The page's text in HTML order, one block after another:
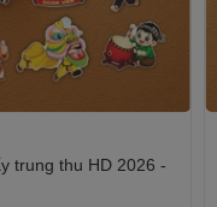
trung thu HD 2026 -